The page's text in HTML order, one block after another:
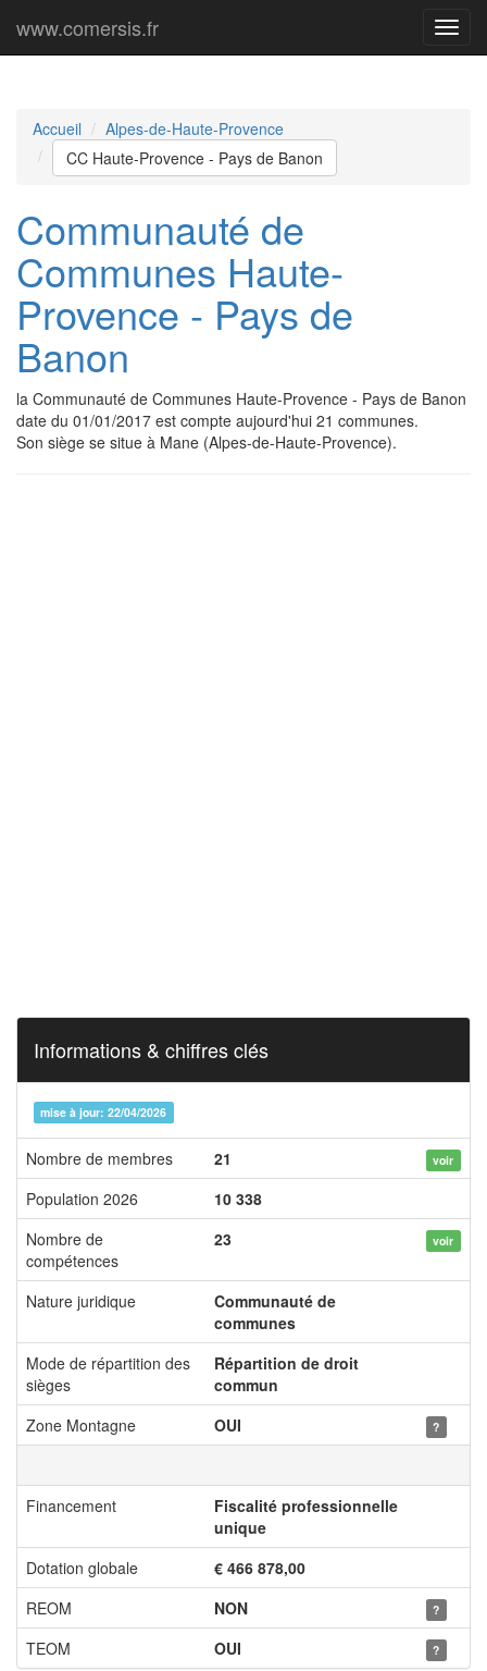
Menu
www.comersis.fr
Accueil
Alpes-de-Haute-Provence
CC Haute-Provence - Pays de Banon
Communauté de
Communes Haute-
Provence - Pays de
Banon
la Communauté de Communes Haute-Provence - Pays de Banon
date du 01/01/2017 est compte aujourd'hui 21 communes.
Son siège se situe à Mane (Alpes-de-Haute-Provence).
Informations & chiffres clés
mise à jour: 22/04/2026
Nombre de membres 21 voir
Population 2026
10 338
Nombre de
compétences
23 voir
Nature juridique
Communauté de
communes
Mode de répartition des
sièges
Répartition de droit
commun
Zone Montagne
OUI ?
Financement
Fiscalité professionnelle
unique
Dotation globale
€ 466 878,00
REOM
NON ?
TEOM OUI ?